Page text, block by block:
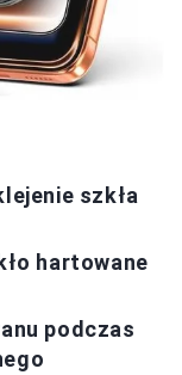
szkła
hartowane
podczas